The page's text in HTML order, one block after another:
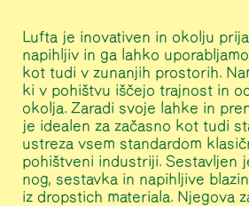
Lufta je inovativen in okolju
napihljiv in ga lahko
kot tudi v zunanjih prostorih.
ki v pohištvu iščejo trajnost in
okolja. Zaradi svoje lahke in
je idealen za začasno kot tudi
ustreza vsem standardom
pohištveni industriji. Sestavljen
nog, sestavka in napihljive
iz dropstich materiala. Njegova